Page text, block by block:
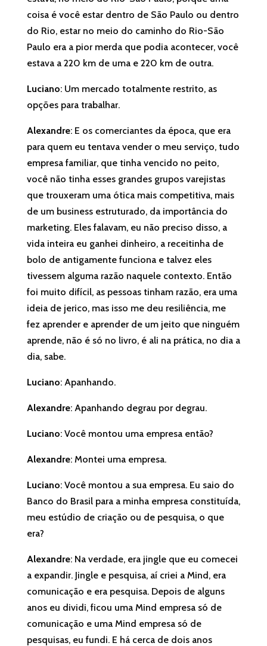
coisa é você estar dentro de São Paulo ou dentro
do Rio, estar no meio do caminho do Rio-São
Paulo era a pior merda que podia acontecer, você
estava a 220 km de uma e 220 km de outra.
Luciano: Um mercado totalmente restrito, as
opções para trabalhar.
Alexandre: E os comerciantes da época, que era
para quem eu tentava vender o meu serviço, tudo
empresa familiar, que tinha vencido no peito,
você não tinha esses grandes grupos varejistas
que trouxeram uma ótica mais competitiva, mais
de um business estruturado, da importância do
marketing. Eles falavam, eu não preciso disso, a
vida inteira eu ganhei dinheiro, a receitinha de
bolo de antigamente funciona e talvez eles
tivessem alguma razão naquele contexto. Então
foi muito difícil, as pessoas tinham razão, era uma
ideia de jerico, mas isso me deu resiliência, me
fez aprender e aprender de um jeito que ninguém
aprende, não é só no livro, é ali na prática, no dia a
dia, sabe.
Luciano: Apanhando.
Alexandre: Apanhando degrau por degrau.
Luciano: Você montou uma empresa então?
Alexandre: Montei uma empresa.
Luciano: Você montou a sua empresa. Eu saio do
Banco do Brasil para a minha empresa constituída,
meu estúdio de criação ou de pesquisa, o que
era?
Alexandre: Na verdade, era jingle que eu comecei
a expandir. Jingle e pesquisa, aí criei a Mind, era
comunicação e era pesquisa. Depois de alguns
anos eu dividi, ficou uma Mind empresa só de
comunicação e uma Mind empresa só de
pesquisas, eu fundi. E há cerca de dois anos